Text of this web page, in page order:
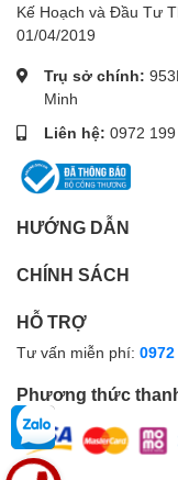
Kế Hoạch và Đầu Tư
01/04/2019
Trụ sở chính:
Minh
Liên hệ: 0972
HƯỚNG DẪN
CHÍNH SÁCH
HỖ TRỢ
Tư vấn miễn phí:
Phương thức